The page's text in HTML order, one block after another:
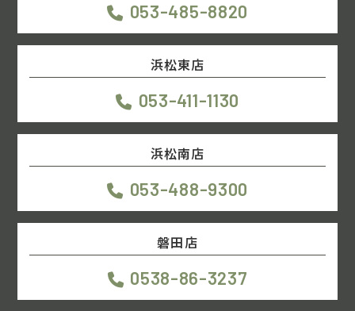
053-485-8820
浜松東店
053-411-1130
浜松南店
053-488-9300
磐田店
0538-86-3237